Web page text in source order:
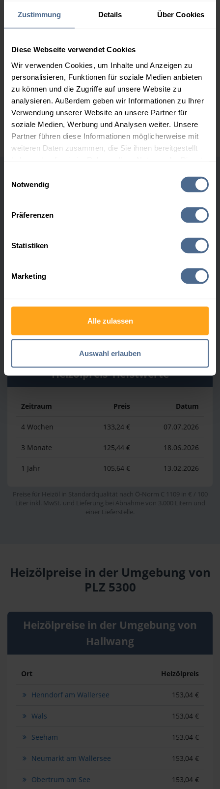
Zustimmung Details Über Cookies
Diese Webseite verwendet Cookies
Wir verwenden Cookies, um Inhalte und Anzeigen zu
personalisieren, Funktionen für soziale Medien anbieten
zu können und die Zugriffe auf unsere Website zu
analysieren. Außerdem geben wir Informationen zu Ihrer
Verwendung unserer Website an unsere Partner für
soziale Medien, Werbung und Analysen weiter. Unsere
Partner führen diese Informationen möglicherweise mit
weiteren Daten zusammen, die Sie ihnen bereitgestellt
Notwendig
Präferenzen
Statistiken
Marketing
Alle zulassen
Auswahl erlauben
153,04 €
5.000 Liter
150,96 €
150,96 €
Preise für Heizöl in Standardqualität nach Ö-Norm C 1109 in € / 100
Liter inkl. MwSt. und Lieferung bei einer Lieferstelle.
Höchst- und Tiefststände der
Datum
Heizölpreis-Tiefstwerte
Zeitraum Preis Datum
4 Wochen 133,24 € 07.07.2026
3 Monate 125,44 € 18.06.2026
1 Jahr 105,64 € 13.02.2026
Preise für Heizöl in Standardqualität nach Ö-Norm C 1109 in € / 100
Liter inkl. MwSt. und Lieferung bei Abnahme von 3.000 Litern und
einer Lieferstelle.
Heizölpreise in der Umgebung von
PLZ 5300
Heizölpreise in der Umgebung von
Hallwang
Ort Heizölpreis
Henndorf am Wallersee 153,04 €
Wals 153,04 €
Seeham 153,04 €
Neumarkt am Wallersee 153,04 €
Obertrum am See 153,04 €